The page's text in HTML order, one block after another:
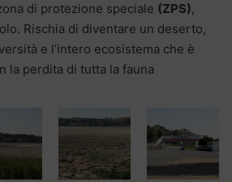
di protezione speciale (ZPS),
Rischia di diventare un deserto,
e l’intero ecosistema che è
la perdita di tutta la fauna